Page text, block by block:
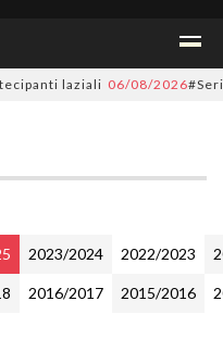
laziali 06/08/2026
2023/2024 2022/2023
2016/2017 2015/2016